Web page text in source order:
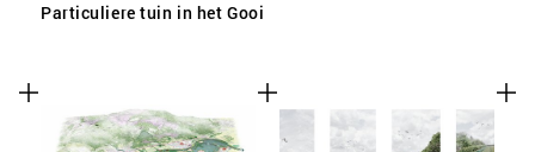
Particuliere tuin in het Gooi